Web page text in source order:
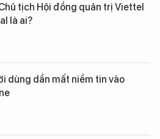
tịch Hội đồng quản trị Viettel
là ai?
dùng dần mất niềm tin vào